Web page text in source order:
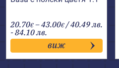
20.70€ –43.00€Price
range:
20.70€
through
43.00€
/ 40.49 лв.
- 84.10 лв.
виж